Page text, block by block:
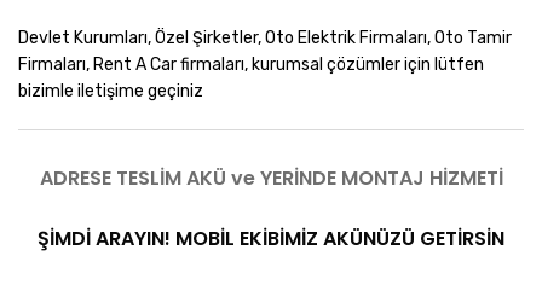
Devlet Kurumları, Özel Şirketler, Oto Elektrik Firmaları, Oto Tamir
Firmaları, Rent A Car firmaları, kurumsal çözümler için lütfen
bizimle iletişime geçiniz
ADRESE TESLİM AKÜ ve YERİNDE MONTAJ HİZMETİ
ŞİMDİ ARAYIN! MOBİL EKİBİMİZ AKÜNÜZÜ GETİRSİN